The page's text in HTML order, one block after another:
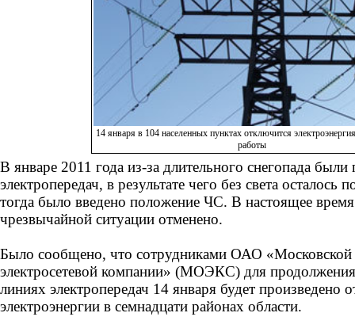
14 января в 104 населенных пунктах отключится
работы
В январе 2011 года из-за длительного снегопада
электропередач, в результате чего без света осталось
тогда было введено положение ЧС. В настоящее
чрезвычайной ситуации отменено.
Было сообщено, что сотрудниками ОАО «Московской
электросетевой компании» (МОЭКС) для
линиях электропередач 14 января будет произведено
электроэнергии в семнадцати районах области.